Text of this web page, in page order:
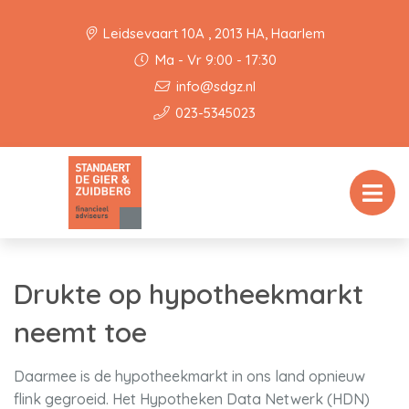
Leidsevaart 10A , 2013 HA, Haarlem
Ma - Vr 9:00 - 17:30
info@sdgz.nl
023-5345023
Drukte op hypotheekmarkt
neemt toe
Daarmee is de hypotheekmarkt in ons land opnieuw
flink gegroeid. Het Hypotheken Data Netwerk (HDN)